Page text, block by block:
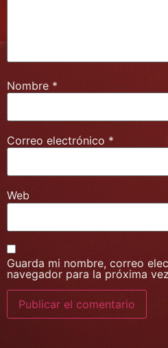
Nombre *
Correo electrónico *
Web
Guarda mi nombre, correo
navegador para la próxima